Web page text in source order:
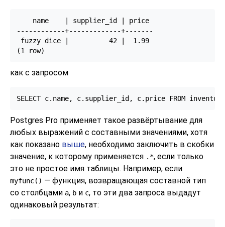
    name    | supplier_id | price
------------+-------------+-------
fuzzy dice |          42 |  1.99
(1 row)
как с запросом
SELECT c.name, c.supplier_id, c.price FROM
Postgres Pro применяет такое развёртывание для
любых выражений с составными значениями, хотя
как показано выше, необходимо заключить в скобки
значение, к которому применяется .*, если только
это не простое имя таблицы. Например, если
myfunc() — функция, возвращающая составной тип
со столбцами a, b и c, то эти два запроса выдадут
одинаковый результат: